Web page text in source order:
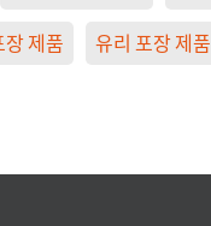
장 제품 유리 포장 제품